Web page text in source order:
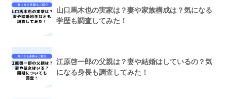
山口馬木也の実家は？妻や家族構成は？気になる
学歴も調査してみた！
江原啓一郎の父親は？妻や結婚はしているの？気
になる身長も調査してみた！